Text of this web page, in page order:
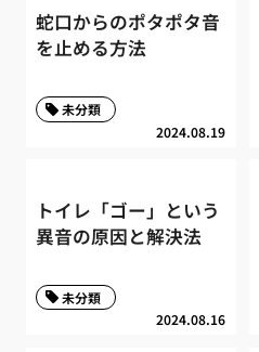
蛇口からのポタポタ音
を止める方法
2024.08.19
未分類
トイレ「ゴー」という
異音の原因と解決法
2024.08.16
未分類